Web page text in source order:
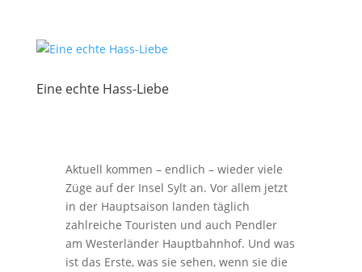
Eine echte Hass-Liebe
Aktuell kommen – endlich – wieder viele
Züge auf der Insel Sylt an. Vor allem jetzt
in der Hauptsaison landen täglich
zahlreiche Touristen und auch Pendler
am Westerländer Hauptbahnhof. Und was
ist das Erste, was sie sehen, wenn sie die